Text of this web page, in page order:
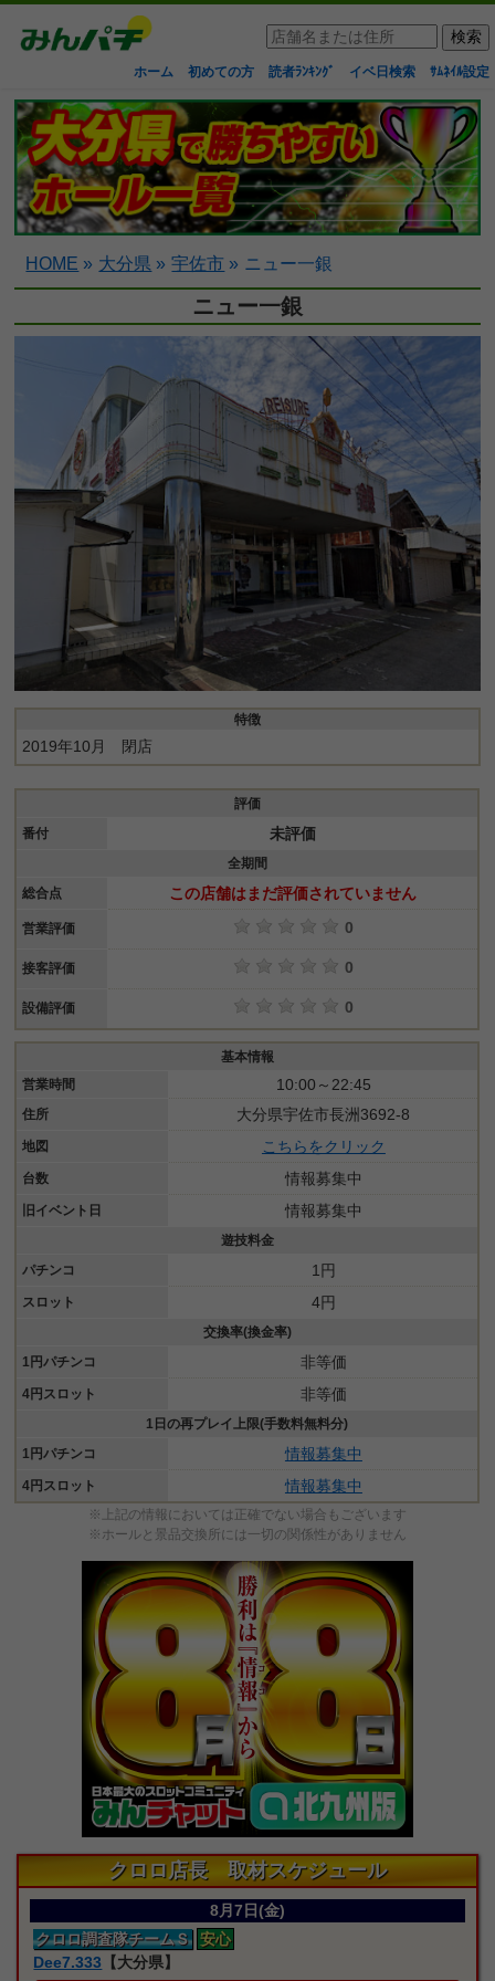
ホーム 初めての方 読者ﾗﾝｷﾝｸﾞ イベ日検索 ｻﾑﾈｲﾙ設定
HOME » 大分県 » 宇佐市 » ニュー一銀
ニュー一銀
特徴
2019年10月 閉店
評価
番付
未評価
全期間
総合点
この店舗はまだ評価されていません
営業評価 0
接客評価 0
設備評価 0
基本情報
営業時間
10:00～22:45
住所 大分県宇佐市長洲3692-8
地図 こちらをクリック
台数 情報募集中
旧イベント日 情報募集中
遊技料金
パチンコ
1円
スロット 4円
交換率(換金率)
1円パチンコ
非等価
4円スロット 非等価
1日の再プレイ上限(手数料無料分)
1円パチンコ
情報募集中
4円スロット 情報募集中
※上記の情報においては正確でない場合もございます
※ホールと景品交換所には一切の関係性がありません
クロロ店長 取材スケジュール
8月7日(金)
クロロ調査隊チームＳ 安心
Dee7.333 【大分県】